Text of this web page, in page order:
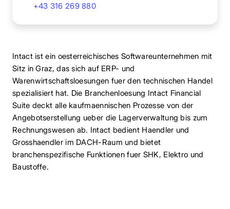
+43 316 269 880
Intact ist ein oesterreichisches Softwareunternehmen mit
Sitz in Graz, das sich auf ERP- und
Warenwirtschaftsloesungen fuer den technischen Handel
spezialisiert hat. Die Branchenloesung Intact Financial
Suite deckt alle kaufmaennischen Prozesse von der
Angebotserstellung ueber die Lagerverwaltung bis zum
Rechnungswesen ab. Intact bedient Haendler und
Grosshaendler im DACH-Raum und bietet
branchenspezifische Funktionen fuer SHK, Elektro und
Baustoffe.